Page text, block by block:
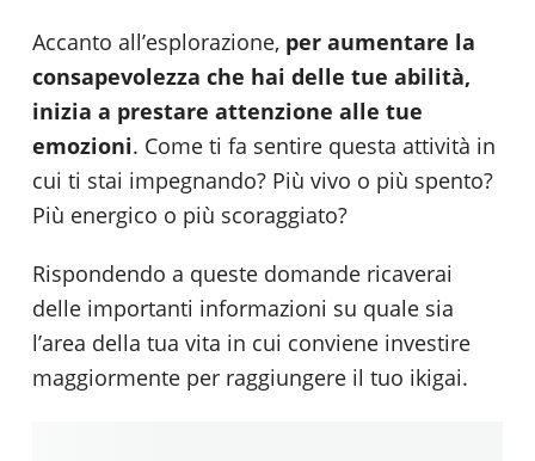
Accanto all’esplorazione, per aumentare la
consapevolezza che hai delle tue abilità,
inizia a prestare attenzione alle tue
emozioni. Come ti fa sentire questa attività in
cui ti stai impegnando? Più vivo o più spento?
Più energico o più scoraggiato?
Rispondendo a queste domande ricaverai
delle importanti informazioni su quale sia
l’area della tua vita in cui conviene investire
maggiormente per raggiungere il tuo ikigai.